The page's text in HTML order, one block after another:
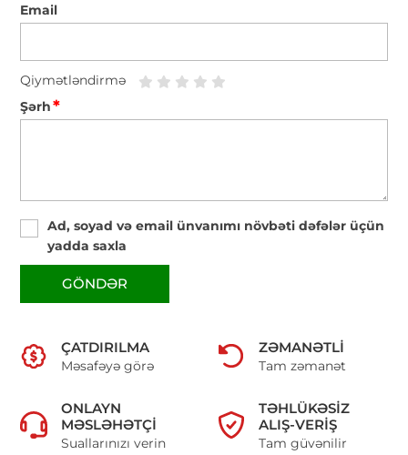
Email
Qiymətləndirmə
Şərh*
Ad, soyad və email ünvanımı növbəti dəfələr üçün
yadda saxla
GÖNDƏR
ÇATDIRILMA
Məsafəyə görə
ZƏMANƏTLI
Tam zəmanət
ONLAYN
MƏSLƏHƏTÇI
Suallarınızı verin
TƏHLÜKƏSIZ
ALIŞ-VERIŞ
Tam güvənilir